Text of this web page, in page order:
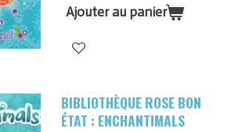
Ajouter au panier
BIBLIOTHÈQUE ROSE BON
ÉTAT : ENCHANTIMALS